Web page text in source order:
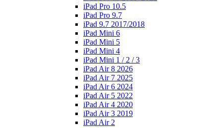
iPad Pro 10.5
iPad Pro 9.7
iPad 9.7 2017/2018
iPad Mini 6
iPad Mini 5
iPad Mini 4
iPad Mini 1 / 2 / 3
iPad Air 8 2026
iPad Air 7 2025
iPad Air 6 2024
iPad Air 5 2022
iPad Air 4 2020
iPad Air 3 2019
iPad Air 2